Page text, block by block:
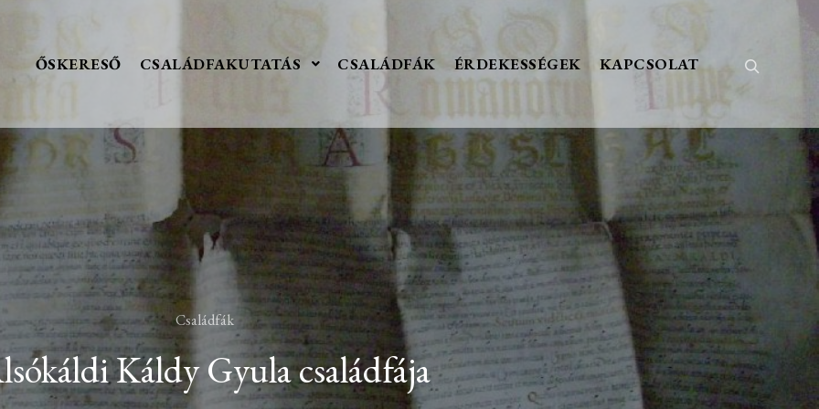
ŐSKERESŐ CSALÁDFAKUTATÁS CSALÁDFÁK ÉRDEKESSÉGEK KAPCSOLAT
Családfák
Káldy Gyula családfája